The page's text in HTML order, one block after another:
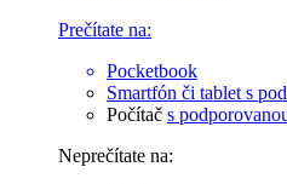
Prečítate na:
Pocketbook
Smartfón či tablet s
Počítač s
Neprečítate na: